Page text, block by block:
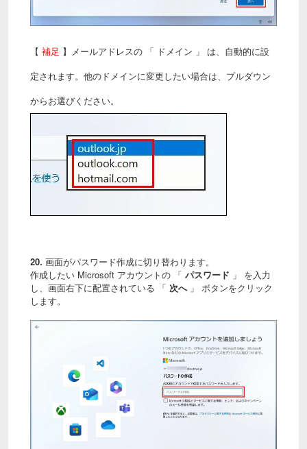
【 補足 】メールアドレスの 「 ドメイン 」 は、自動的に設
定されます。他のドメインに変更したい場合は、プルダウン
からお選びください。
20. 画面がパスワード作成に切り替わります。
作成したい Microsoft アカウントの 「 パスワード 」 を入力
し、画面右下に配置されている 「 次へ」 ボタンをクリック
します。